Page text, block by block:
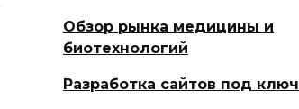
Обзор рынка медицины и
биотехнологий
Разработка сайтов под ключ